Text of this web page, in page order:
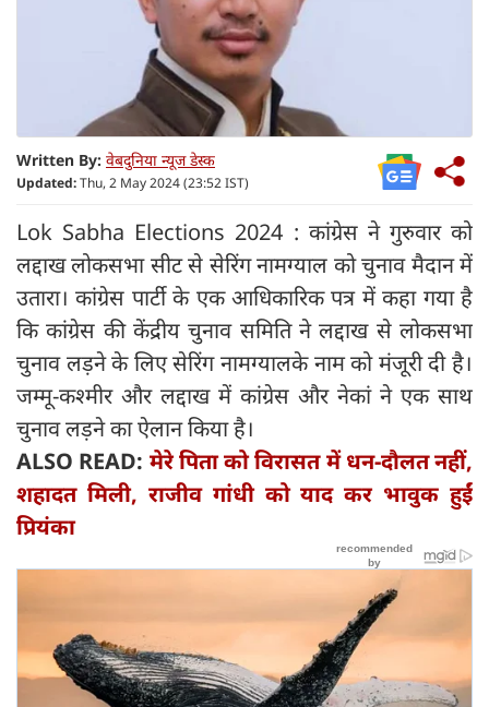
Written By: वेबदुनिया न्यूज डेस्क
Updated:Thu, 2 May 2024 (23:52 IST)
Lok Sabha Elections 2024 : कांग्रेस ने गुरुवार को
लद्दाख लोकसभा सीट से सेरिंग नामग्याल को चुनाव मैदान में
उतारा। कांग्रेस पार्टी के एक आधिकारिक पत्र में कहा गया है
कि कांग्रेस की केंद्रीय चुनाव समिति ने लद्दाख से लोकसभा
चुनाव लड़ने के लिए सेरिंग नामग्यालके नाम को मंजूरी दी है।
जम्मू-कश्मीर और लद्दाख में कांग्रेस और नेकां ने एक साथ
चुनाव लड़ने का ऐलान किया है।
ALSO READ: मेरे पिता को विरासत में धन-दौलत नहीं,
शहादत मिली, राजीव गांधी को याद कर भावुक हुईं
प्रियंका